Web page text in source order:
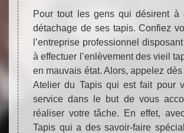
Pour tout les gens qui désirent à
détachage de ses tapis. Confiez
l’entreprise professionnel
à effectuer l’enlèvement des vieil
en mauvais état. Alors, appelez
Atelier du Tapis qui est fait pour
service dans le but de vous
réaliser votre tâche. En effet,
Tapis qui a des savoir-faire